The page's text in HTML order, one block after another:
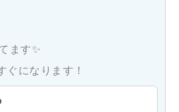
ます✨
ぐになります！